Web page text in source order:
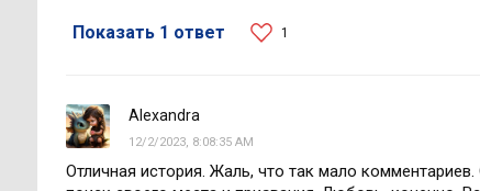
Показать 1 ответ 1
Alexandra
12/2/2023, 8:08:35 AM
Отличная история. Жаль, что так мало